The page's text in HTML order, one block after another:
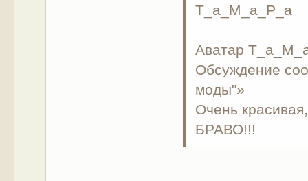
Т_а_М_а_Р_а
Аватар
Обсуждение
моды"»
Очень
БРАВО!!!